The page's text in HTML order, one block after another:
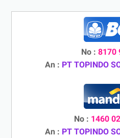
No : 8170
An : PT TOPINDO
No : 1460
An : PT TOPINDO